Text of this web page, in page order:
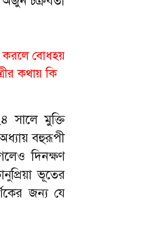
করলে বোধহয়
কথায় কি
সালে মুক্তি
বহুরূপী
দিনক্ষণ
ভূতের
জন্য যে